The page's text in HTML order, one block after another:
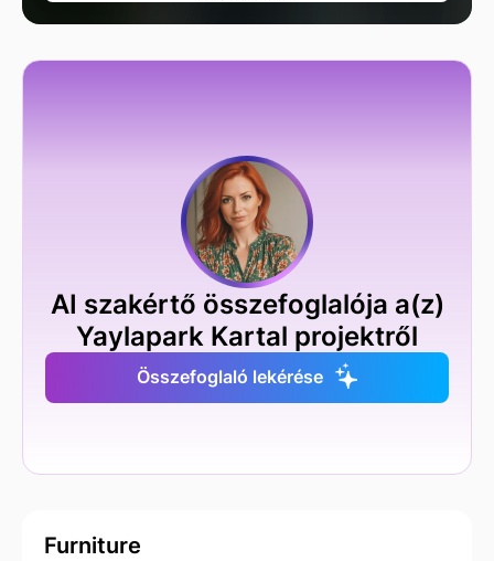
AI szakértő összefoglalója a(z)
Yaylapark Kartal projektről
Összefoglaló lekérése
Furniture